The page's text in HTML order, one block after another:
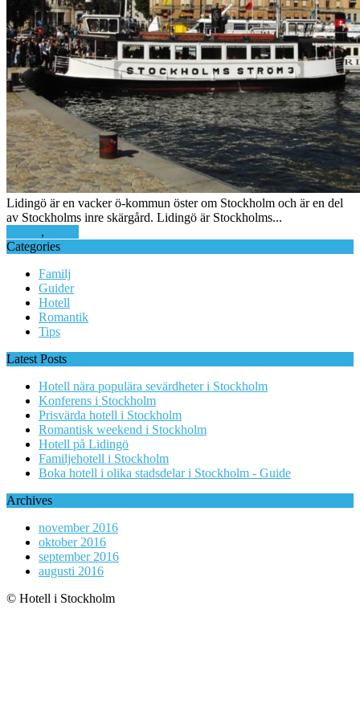
Lidingö är en vacker ö-kommun öster om Stockholm och är en del
av Stockholms inre skärgård. Lidingö är Stockholms...
,
Categories
Familj
Guider
Hotell
Romantik
Tips
Latest Posts
Hotell nära populära sevärdheter i Stockholm
Konferens i Stockholm
Prisvärda hotell i Stockholm
Romantisk weekend i Stockholm
Hotell på Lidingö
Familjehotell i Stockholm
Boka hotell i olika stadsdelar i Stockholm - Guide
Archives
november 2016
oktober 2016
september 2016
augusti 2016
© Hotell i Stockholm